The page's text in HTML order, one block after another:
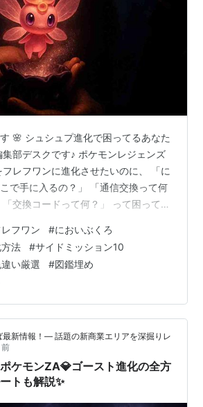
🌸 シュシュプ進化で困ってるあなた
部デスクです♪ ポケモンレジェンズ
レフワンに進化させたいのに、 「に
で手に入るの？」 「通信交換って何
交換コードって何？」 って困ってま
！ においぶくろは普通に探しても見
交換も初めてだとドキドキしますよ
✨ この記事を最後まで読めば、 ✅
な入手方法 ✅ 通信交換の詳しいやり
0096-0096」の使い方 ✅ トラブル…
フワン #においぶくろ
法 #サイドミッション10
い厳選 #図鑑埋め
最新情報！— 話題の新商業エリアを深掘りレ
ポケモンZA💎ゴースト進化の全方
トも解説✨